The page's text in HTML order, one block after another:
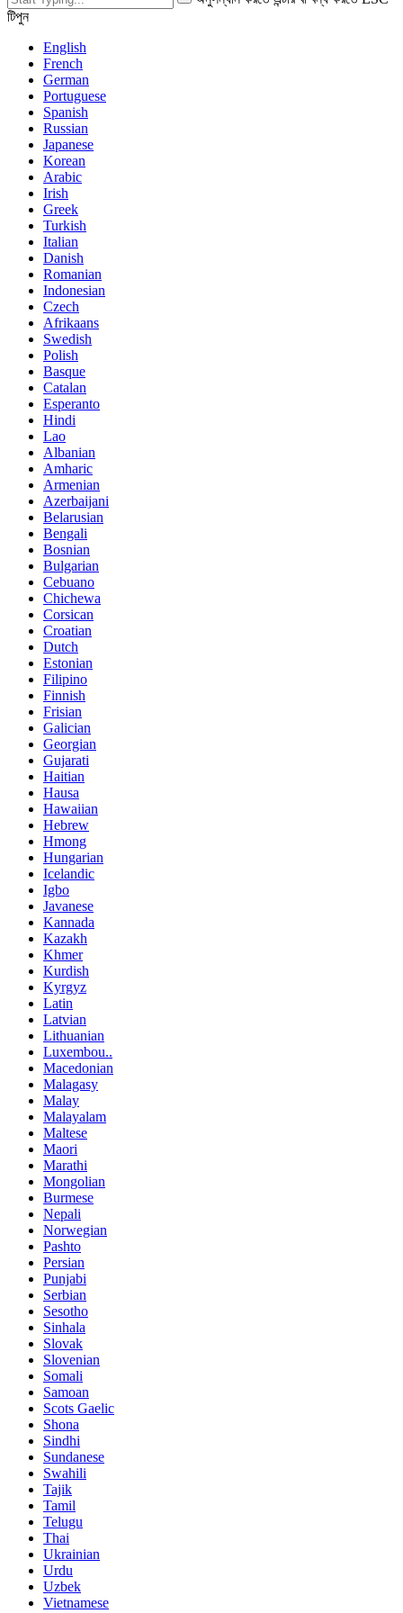
টিপুন
English
French
German
Portuguese
Spanish
Russian
Japanese
Korean
Arabic
Irish
Greek
Turkish
Italian
Danish
Romanian
Indonesian
Czech
Afrikaans
Swedish
Polish
Basque
Catalan
Esperanto
Hindi
Lao
Albanian
Amharic
Armenian
Azerbaijani
Belarusian
Bengali
Bosnian
Bulgarian
Cebuano
Chichewa
Corsican
Croatian
Dutch
Estonian
Filipino
Finnish
Frisian
Galician
Georgian
Gujarati
Haitian
Hausa
Hawaiian
Hebrew
Hmong
Hungarian
Icelandic
Igbo
Javanese
Kannada
Kazakh
Khmer
Kurdish
Kyrgyz
Latin
Latvian
Lithuanian
Luxembou..
Macedonian
Malagasy
Malay
Malayalam
Maltese
Maori
Marathi
Mongolian
Burmese
Nepali
Norwegian
Pashto
Persian
Punjabi
Serbian
Sesotho
Sinhala
Slovak
Slovenian
Somali
Samoan
Scots Gaelic
Shona
Sindhi
Sundanese
Swahili
Tajik
Tamil
Telugu
Thai
Ukrainian
Urdu
Uzbek
Vietnamese